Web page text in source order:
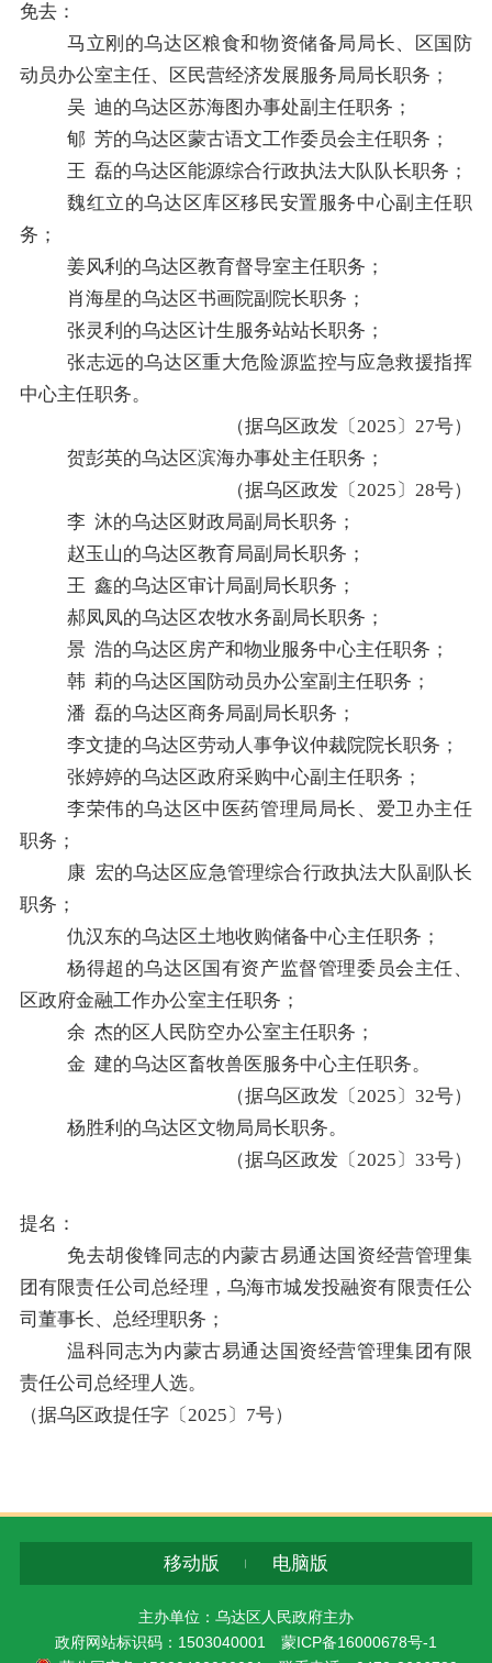
免去：
马立刚的乌达区粮食和物资储备局局长、区国防
动员办公室主任、区民营经济发展服务局局长职务；
吴 迪的乌达区苏海图办事处副主任职务；
郇 芳的乌达区蒙古语文工作委员会主任职务；
王 磊的乌达区能源综合行政执法大队队长职务；
魏红立的乌达区库区移民安置服务中心副主任职
务；
姜风利 的乌达区教育督导室主任职务；
肖海星的乌达区书画院副院长职务；
张灵利 的乌达区计生服务站站长职务；
张志远的乌达区重大危险源监控与应急救援指挥
中心主任职务。
（据乌区政发〔2025 〕27号）
贺彭英的乌达区滨海办事处主任职务；
（据乌区政发〔2025 〕28号）
李 沐的乌达区财政局副局长职务；
赵玉山的乌达区教育局副局长职务；
王 鑫的乌达区审计局副局长职务；
郝凤凤的乌达区农牧水务副局长职务；
景 浩的乌达区房产和物业服务中心主任职务；
韩 莉的乌达区国防动员办公室副主任职务；
潘 磊的乌达区商务局副局长职务；
李文捷的乌达区劳动人事争议仲裁院院长职务；
张婷婷的乌达区政府采购中心副主任职务；
李荣伟的乌达区中医药管理局局长、爱卫办主任
职务；
康 宏的乌达区应急管理综合行政执法大队副队长
职务；
仇汉东的乌达区土地收购储备中心主任职务；
杨得超 的乌达区国有资产监督管理委员会主任、
区政府金融工作办公室主任职务；
余 杰的区人民防空办公室主任职务；
金 建的乌达区畜牧兽医服务中心主任职务。
（据乌区政发〔2025 〕32号）
杨胜利 的乌达区文物局局长职务。
（据乌区政发〔2025 〕33号）
提名：
免去胡俊锋 同志的内蒙古易通达国资经营管理集
团有限责任公司总经理，乌海市城发投融资有限责任公
司董事长、总经理职务；
温科同志为内蒙古易通达国资经营管理集团有限
责任公司总经理人选。
（据乌区政提任字〔2025 〕 7号）
移动版 电脑版
主办单位：乌达区人民政府主办
政府网站标识码：1503040001 蒙ICP备16000678号-1